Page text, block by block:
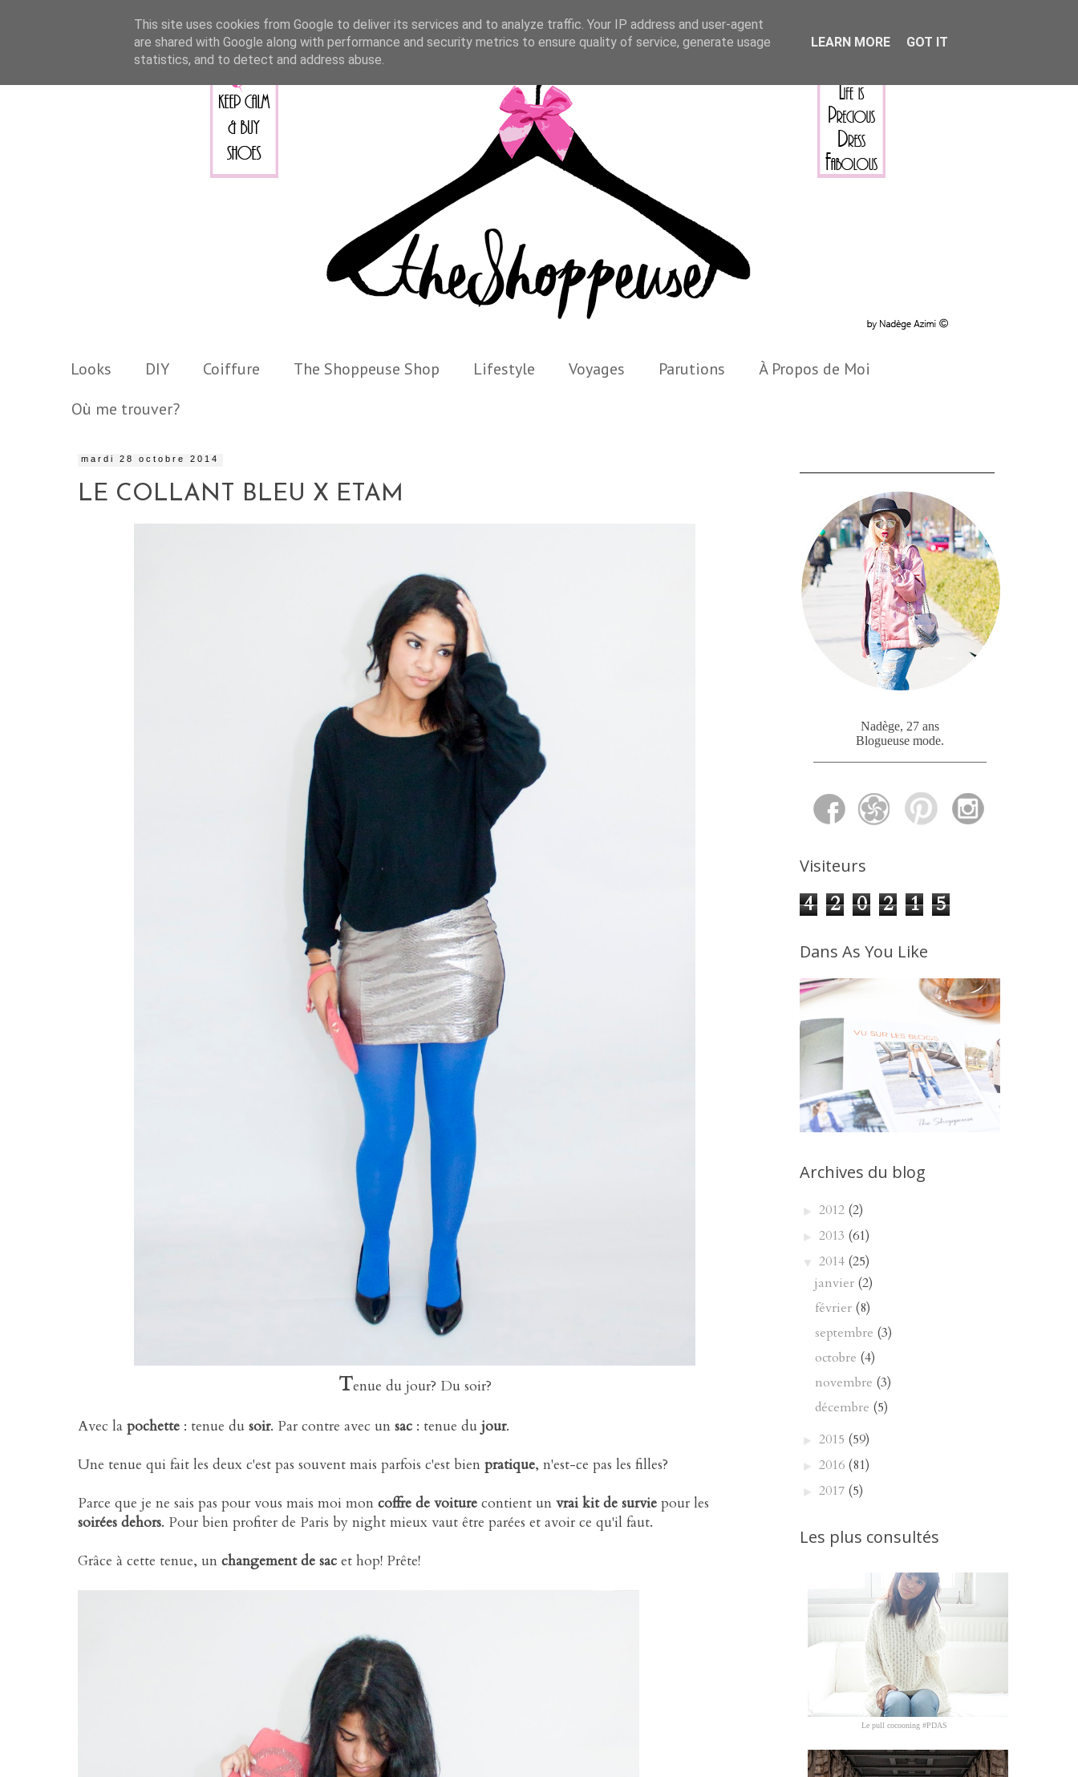
Looks DIY Coiffure The Shoppeuse Shop Lifestyle Voyages Parutions
À Propos de Moi
Où me trouver?
mardi 28 octobre 2014
LE COLLANT BLEU X ETAM
Tenue du jour? Du soir?
Avec la pochette : tenue du soir. Par contre avec un sac : tenue du jour.
Une tenue qui fait les deux c'est pas souvent mais parfois c'est bien pratique, n'est-ce pas les filles?
Parce que je ne sais pas pour vous mais moi mon coffre de voiture contient un vrai kit de survie pour les
soirées dehors. Pour bien profiter de Paris by night mieux vaut être parées et avoir ce qu'il faut.
Grâce à cette tenue, un changement de sac et hop! Prête!
Nadège, 27 ans
Blogueuse mode.
Visiteurs
4 2 0 2 1 5
Dans As You Like
Archives du blog
► 2012 (2)
► 2013 (61)
▼ 2014 (25)
janvier (2)
février (8)
septembre (3)
octobre (4)
novembre (3)
décembre (5)
► 2015 (59)
► 2016 (81)
► 2017 (5)
Les plus consultés
Le pull cocooning #PDAS
This site uses cookies from Google to deliver its services and to analyze traffic. Your IP address and user-agent
are shared with Google along with performance and security metrics to ensure quality of service, generate usage
statistics, and to detect and address abuse.
LEARN MORE GOT IT